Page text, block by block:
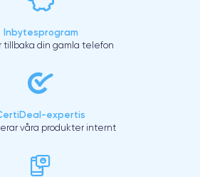
Inbytesprogram
tillbaka din gamla telefon
expertis
våra produkter internt